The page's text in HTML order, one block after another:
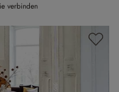
verbinden